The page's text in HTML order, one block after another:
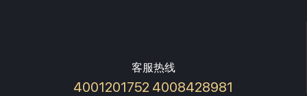
客服热线
4001201752 4008428981